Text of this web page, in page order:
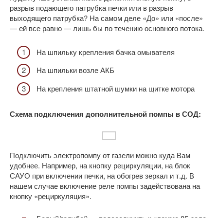
разрыв подающего патрубка печки или в разрыв
выходящего патрубка? На самом деле «До» или «после»
— ей все равно — лишь бы по течению основного потока.
На шпильку крепления бачка омывателя
На шпильки возле АКБ
На крепления штатной шумки на щитке мотора
Схема подключения дополнительной помпы в СОД:
Подключить электропомпу от газели можно куда Вам
удобнее. Например, на кнопку рециркуляции, на блок
САУО при включении печки, на обогрев зеркал и т.д. В
нашем случае включение реле помпы задействована на
кнопку «рециркуляция».